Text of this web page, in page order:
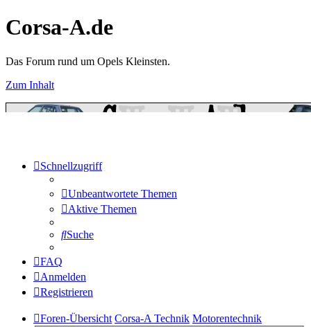
Corsa-A.de
Das Forum rund um Opels Kleinsten.
Zum Inhalt
Schnellzugriff
Unbeantwortete Themen
Aktive Themen
Suche
FAQ
Anmelden
Registrieren
Foren-Übersicht Corsa-A Technik Motorentechnik